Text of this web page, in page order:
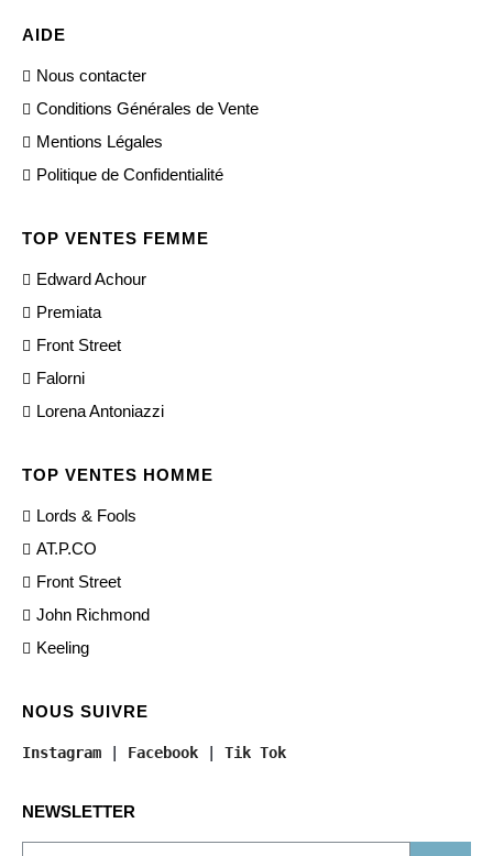
AIDE
Nous contacter
Conditions Générales de Vente
Mentions Légales
Politique de Confidentialité
TOP VENTES FEMME
Edward Achour
Premiata
Front Street
Falorni
Lorena Antoniazzi
TOP VENTES HOMME
Lords & Fools
AT.P.CO
Front Street
John Richmond
Keeling
NOUS SUIVRE
Instagram | Facebook | Tik Tok
NEWSLETTER